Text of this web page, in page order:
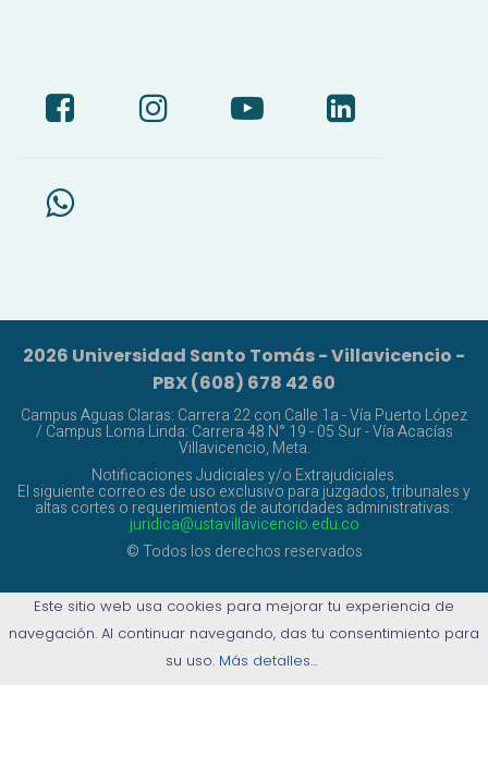
2026 Universidad Santo Tomás - Villavicencio -
PBX (608) 678 42 60
Campus Aguas Claras: Carrera 22 con Calle 1a - Vía Puerto López
/ Campus Loma Linda: Carrera 48 N° 19 - 05 Sur - Vía Acacías
Villavicencio, Meta.
Notificaciones Judiciales y/o Extrajudiciales.
El siguiente correo es de uso exclusivo para juzgados, tribunales y
altas cortes o requerimientos de autoridades administrativas:
juridica@ustavillavicencio.edu.co
© Todos los derechos reservados
Este sitio web usa cookies para mejorar tu experiencia de
navegación. Al continuar navegando, das tu consentimiento para
su uso. Más detalles…